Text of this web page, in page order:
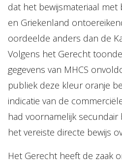
dat het bewijsmateriaal
en Griekenland
oordeelde anders dan de
Volgens het Gerecht
gegevens van MHCS
publiek deze kleur oranje
indicatie van de
had voornamelijk secundair
het vereiste directe bewijs
Het Gerecht heeft de zaak